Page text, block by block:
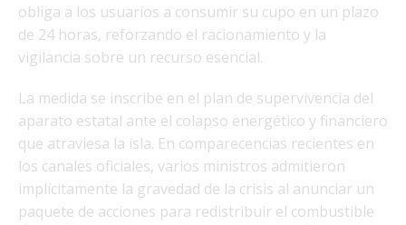
obliga a los usuarios a consumir su cupo en un plazo
de 24 horas, reforzando el racionamiento y la
vigilancia sobre un recurso esencial.
La medida se inscribe en el plan de supervivencia del
aparato estatal ante el colapso energético y financiero
que atraviesa la isla. En comparecencias recientes en
los canales oficiales, varios ministros admitieron
implícitamente la gravedad de la crisis al anunciar un
paquete de acciones para redistribuir el combustible